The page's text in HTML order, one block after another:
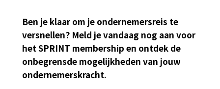
Ben je klaar om je ondernemersreis te
versnellen? Meld je vandaag nog aan voor
het SPRINT membership en ontdek de
onbegrensde mogelijkheden van jouw
ondernemerskracht.